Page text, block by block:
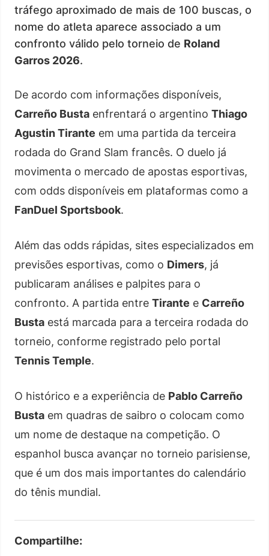
tráfego aproximado de mais de 100 buscas, o
nome do atleta aparece associado a um
confronto válido pelo torneio de Roland
Garros 2026.
De acordo com informações disponíveis,
Carreño Busta enfrentará o argentino Thiago
Agustin Tirante em uma partida da terceira
rodada do Grand Slam francês. O duelo já
movimenta o mercado de apostas esportivas,
com odds disponíveis em plataformas como a
FanDuel Sportsbook.
Além das odds rápidas, sites especializados em
previsões esportivas, como o Dimers, já
publicaram análises e palpites para o
confronto. A partida entre Tirante e Carreño
Busta está marcada para a terceira rodada do
torneio, conforme registrado pelo portal
Tennis Temple.
O histórico e a experiência de Pablo Carreño
Busta em quadras de saibro o colocam como
um nome de destaque na competição. O
espanhol busca avançar no torneio parisiense,
que é um dos mais importantes do calendário
do tênis mundial.
Compartilhe: